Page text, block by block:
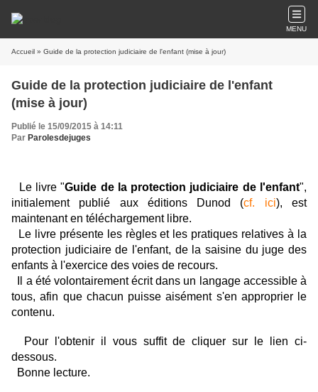
MENU
Accueil » Guide de la protection judiciaire de l'enfant (mise à jour)
Guide de la protection judiciaire de l'enfant
(mise à jour)
Publié le 15/09/2015 à 14:11
Par Parolesdejuges
Le livre "Guide de la protection judiciaire de l'enfant",
initialement publié aux éditions Dunod (cf. ici), est
maintenant en téléchargement libre.
Le livre présente les règles et les pratiques relatives à la
protection judiciaire de l'enfant, de la saisine du juge des
enfants à l'exercice des voies de recours.
Il a été volontairement écrit dans un langage accessible à
tous, afin que chacun puisse aisément s'en approprier le
contenu.
Pour l'obtenir il vous suffit de cliquer sur le lien ci-
dessous.
Bonne lecture.